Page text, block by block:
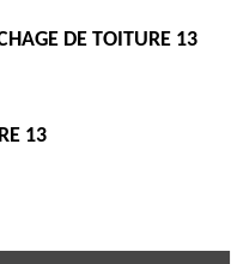
DE TOITURE 13
13